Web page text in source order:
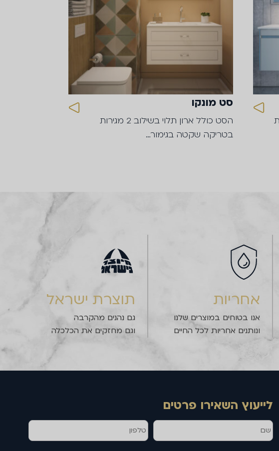
סט מונקו
הסט כולל ארון תלוי בשילוב 2 מגירות
בטריקה שקטה בגימור…
אחריות
אנו בטוחים במוצרים שלנו
ונותנים אחריות לכל החיים
תוצרת ישראל
גם נהנים מהקרבה
וגם מחזקים את הכלכלה
לייעוץ השאירו פרטים